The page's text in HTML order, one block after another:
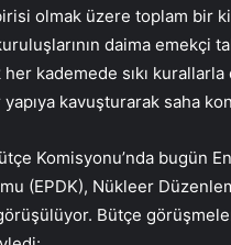
olmak üzere toplam bir
daima emekçi
kademede sıkı
kavuşturarak saha
Komisyonu’nda bugün
(EPDK), Nükleer
Bütçe